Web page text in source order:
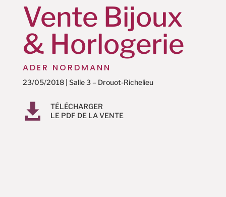
Vente Bijoux
& Horlogerie
ADER NORDMANN
23/05/2018 | Salle 3 – Drouot-Richelieu

TÉLÉCHARGER
LE PDF DE LA VENTE